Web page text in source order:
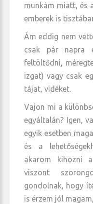
munkám miatt, és
emberek is
Ám eddig nem
csak pár napra
feltöltődni,
izgat) vagy csak
tájat, vidéket.
Vajon mi a
egyáltalán? Igen,
egyik esetben
és a
akarom kihozni
viszont
gondolnak, hogy
is érzem jól